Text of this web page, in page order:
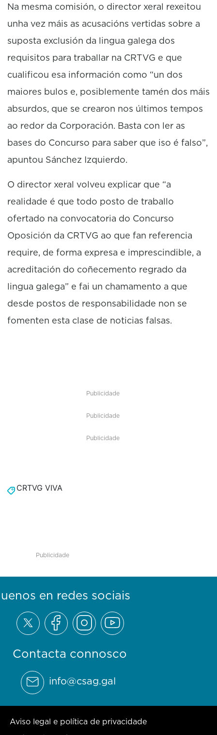
Na mesma comisión, o director xeral rexeitou
unha vez máis as acusacións vertidas sobre a
suposta exclusión da lingua galega dos
requisitos para traballar na CRTVG e que
cualificou esa información como “un dos
maiores bulos e, posiblemente tamén dos máis
absurdos, que se crearon nos últimos tempos
ao redor da Corporación. Basta con ler as
bases do Concurso para saber que iso é falso”,
apuntou Sánchez Izquierdo.
O director xeral volveu explicar que “a
realidade é que todo posto de traballo
ofertado na convocatoria do Concurso
Oposición da CRTVG ao que fan referencia
require, de forma expresa e imprescindible, a
acreditación do coñecemento regrado da
lingua galega” e fai un chamamento a que
desde postos de responsabilidade non se
fomenten esta clase de noticias falsas.
Publicidade
Publicidade
Publicidade
CRTVG VIVA
Publicidade
Contacta connosco
info@csag.gal
en redes sociais
Aviso legal e política de privacidade